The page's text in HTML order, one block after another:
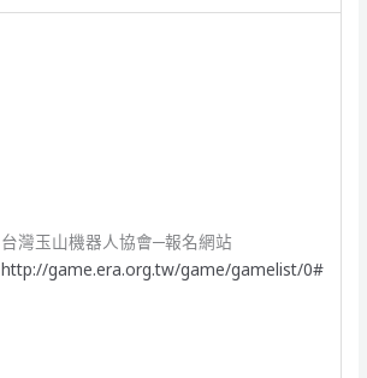
台灣玉山機器人協會─報名網站
http://game.era.org.tw/game/gamelist/0#